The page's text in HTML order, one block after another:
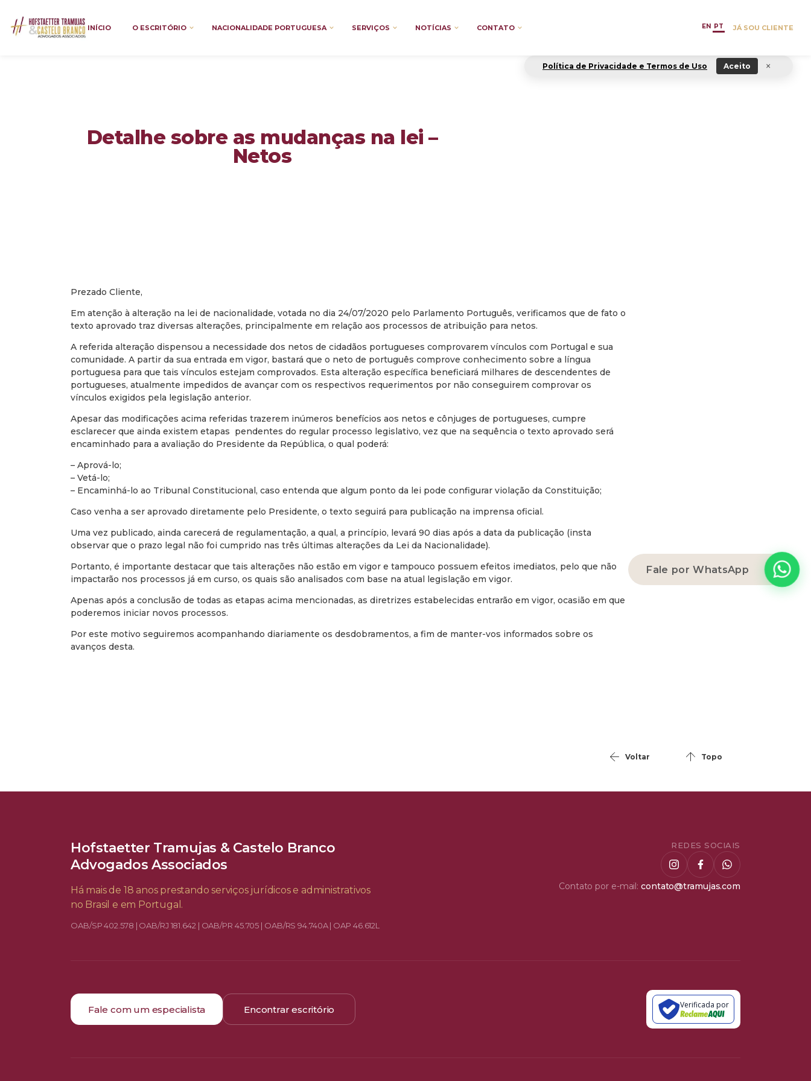
INÍCIO O ESCRITÓRIO NACIONALIDADE PORTUGUESA SERVIÇOS NOTÍCIAS CONTATO EN PT JÁ SOU CLIENTE
Fale por WhatsApp
Detalhe sobre as mudanças na lei –
Netos
Prezado Cliente,
Em atenção à alteração na lei de nacionalidade, votada no dia 24/07/2020 pelo Parlamento Português, verificamos que de fato o
texto aprovado traz diversas alterações, principalmente em relação aos processos de atribuição para netos.
A referida alteração dispensou a necessidade dos netos de cidadãos portugueses comprovarem vínculos com Portugal e sua
comunidade. A partir da sua entrada em vigor, bastará que o neto de português comprove conhecimento sobre a língua
portuguesa para que tais vínculos estejam comprovados. Esta alteração específica beneficiará milhares de descendentes de
portugueses, atualmente impedidos de avançar com os respectivos requerimentos por não conseguirem comprovar os
vínculos exigidos pela legislação anterior.
Apesar das modificações acima referidas trazerem inúmeros benefícios aos netos e cônjuges de portugueses, cumpre
esclarecer que ainda existem etapas pendentes do regular processo legislativo, vez que na sequência o texto aprovado será
encaminhado para a avaliação do Presidente da República, o qual poderá:
– Aprová-lo;
– Vetá-lo;
– Encaminhá-lo ao Tribunal Constitucional, caso entenda que algum ponto da lei pode configurar violação da Constituição;
Caso venha a ser aprovado diretamente pelo Presidente, o texto seguirá para publicação na imprensa oficial.
Uma vez publicado, ainda carecerá de regulamentação, a qual, a princípio, levará 90 dias após a data da publicação (insta
observar que o prazo legal não foi cumprido nas três últimas alterações da Lei da Nacionalidade).
Portanto, é importante destacar que tais alterações não estão em vigor e tampouco possuem efeitos imediatos, pelo que não
impactarão nos processos já em curso, os quais são analisados com base na atual legislação em vigor.
Apenas após a conclusão de todas as etapas acima mencionadas, as diretrizes estabelecidas entrarão em vigor, ocasião em que
poderemos iniciar novos processos.
Por este motivo seguiremos acompanhando diariamente os desdobramentos, a fim de manter-vos informados sobre os
avanços desta.
Voltar Topo
Hofstaetter Tramujas & Castelo Branco
Advogados Associados
Há mais de 18 anos prestando serviços jurídicos e administrativos
no Brasil e em Portugal.
OAB/SP 402.578 | OAB/RJ 181.642 | OAB/PR 45.705 | OAB/RS 94.740A | OAP 46.612L
REDES SOCIAIS
Contato por e-mail: contato@tramujas.com
Fale com um especialista Encontrar escritório Verificada por
Política de Privacidade e Termos de Uso Aceito ×